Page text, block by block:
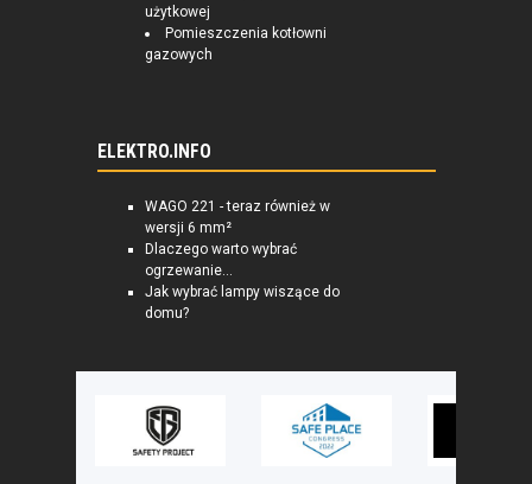
użytkowej
Pomieszczenia kotłowni
gazowych
ELEKTRO.INFO
WAGO 221 - teraz również w
wersji 6 mm²
Dlaczego warto wybrać
ogrzewanie...
Jak wybrać lampy wiszące do
domu?